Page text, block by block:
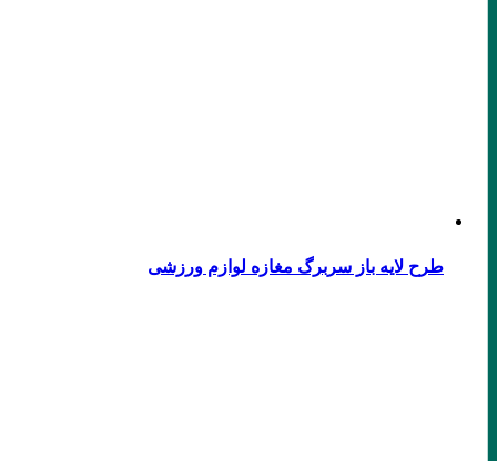
طرح لایه باز سربرگ مغازه لوازم ورزشی